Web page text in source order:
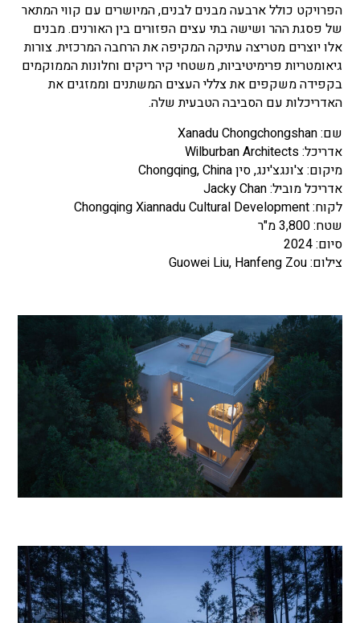
הפרויקט כולל ארבעה מבנים לבנים, המיושרים עם קווי המתאר
של פסגת ההר ושישה בתי עצים הפזורים בין האורנים. מבנים
אלו יוצרים מטריצה ​​עתיקה המקיפה את הרחבה המרכזית. צורות
גיאומטריות פרימיטיביות, משטחי קיר ריקים וחלונות הממוקמים
בקפידה משקפים את צללי העצים המשתנים וממזגים את
האדריכלות עם הסביבה הטבעית שלה.
שם: Xanadu Chongchongshan
אדריכל: Wilburban Architects
מיקום: צ'ונגצ'ינג, סין Chongqing, China
אדריכל מוביל: Jacky Chan
לקוח: Chongqing Xiannadu Cultural Development
שטח: 3,800 מ"ר
סיום: 2024
צילום: Guowei Liu, Hanfeng Zou